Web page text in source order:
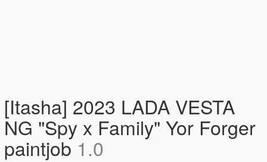
[Itasha] 2023 LADA VESTA
NG "Spy x Family" Yor Forger
paintjob 1.0